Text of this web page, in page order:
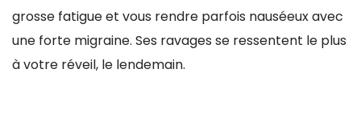
grosse fatigue et vous rendre parfois nauséeux avec
une forte migraine. Ses ravages se ressentent le plus
à votre réveil, le lendemain.